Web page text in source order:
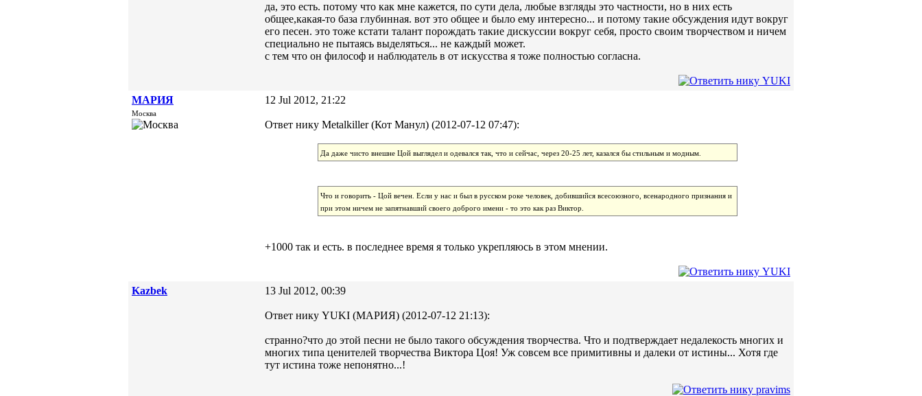
да, это есть. потому что как мне кажется, по сути дела, любые взгляды это частности, но в них есть
общее,какая-то база глубинная. вот это общее и было ему интересно... и потому такие обсуждения идут вокруг
его песен. это тоже кстати талант порождать такие дискуссии вокруг себя, просто своим творчеством и ничем
специально не пытаясь выделяться... не каждый может.
с тем что он философ и наблюдатель в от искусства я тоже полностью согласна.
МАРИЯ
Москва
12 Jul 2012, 21:22
Ответ нику Metalkiller (Кот Манул) (2012-07-12 07:47):
Да даже чисто внешне Цой выглядел и одевался так, что и сейчас, через 20-25 лет, казался бы стильным и модным.
Что и говорить - Цой вечен. Если у нас и был в русском роке человек, добившийся всесоюзного, всенародного признания и
при этом ничем не запятнавший своего доброго имени - то это как раз Виктор.
+1000 так и есть. в последнее время я только укрепляюсь в этом мнении.
Kazbek 13 Jul 2012, 00:39
Ответ нику YUKI (МАРИЯ) (2012-07-12 21:13):
странно?что до этой песни не было такого обсуждения творчества. Что и подтверждает недалекость многих и
многих типа ценителей творчества Виктора Цоя! Уж совсем все примитивны и далеки от истины... Хотя где
тут истина тоже непонятно...!